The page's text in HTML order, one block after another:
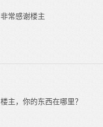
非常感谢楼主
楼主，你的东西在哪里？